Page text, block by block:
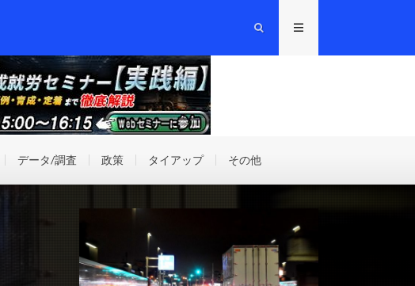
データ/調査 政策 タイアップ その他